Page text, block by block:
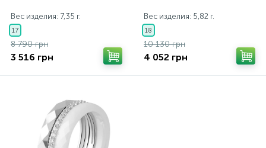
Вес изделия: 7,35 г.
17
8 790 грн
3 516 грн
Вес изделия: 5,82 г.
18
10 130 грн
4 052 грн